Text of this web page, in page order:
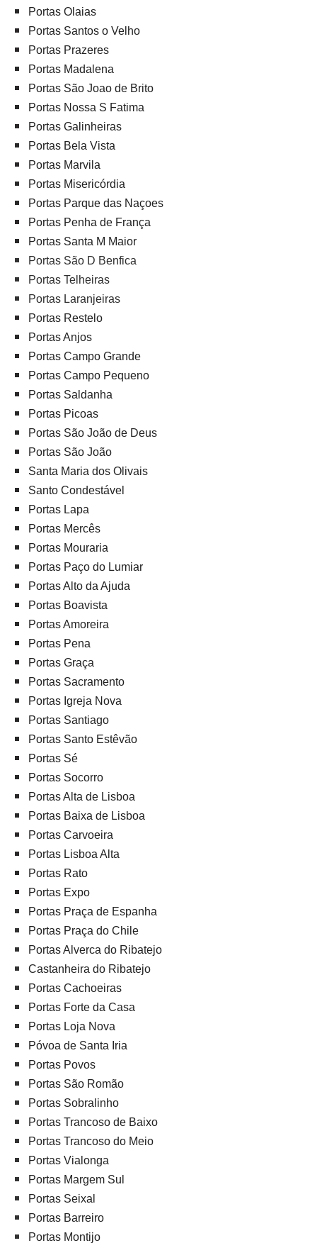
Portas Olaias
Portas Santos o Velho
Portas Prazeres
Portas Madalena
Portas São Joao de Brito
Portas Nossa S Fatima
Portas Galinheiras
Portas Bela Vista
Portas Marvila
Portas Misericórdia
Portas Parque das Naçoes
Portas Penha de França
Portas Santa M Maior
Portas São D Benfica
Portas Telheiras
Portas Laranjeiras
Portas Restelo
Portas Anjos
Portas Campo Grande
Portas Campo Pequeno
Portas Saldanha
Portas Picoas
Portas São João de Deus
Portas São João
Santa Maria dos Olivais
Santo Condestável
Portas Lapa
Portas Mercês
Portas Mouraria
Portas Paço do Lumiar
Portas Alto da Ajuda
Portas Boavista
Portas Amoreira
Portas Pena
Portas Graça
Portas Sacramento
Portas Igreja Nova
Portas Santiago
Portas Santo Estêvão
Portas Sé
Portas Socorro
Portas Alta de Lisboa
Portas Baixa de Lisboa
Portas Carvoeira
Portas Lisboa Alta
Portas Rato
Portas Expo
Portas Praça de Espanha
Portas Praça do Chile
Portas Alverca do Ribatejo
Castanheira do Ribatejo
Portas Cachoeiras
Portas Forte da Casa
Portas Loja Nova
Póvoa de Santa Iria
Portas Povos
Portas São Romão
Portas Sobralinho
Portas Trancoso de Baixo
Portas Trancoso do Meio
Portas Vialonga
Portas Margem Sul
Portas Seixal
Portas Barreiro
Portas Montijo